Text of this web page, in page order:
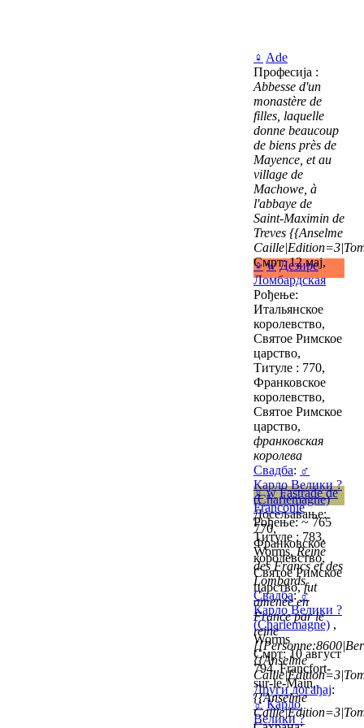
♀ Ade
Професија :
Abbesse d'un
monastère de
filles, laquelle
donne beaucoup
de biens près de
Mayence, et au
village de
Machowe, à
l'abbaye de
Saint-Maximin de
Treves {{Anselme
Смрт: 12 мај,
♀ w Дезире
Ломбардская
Рођење:
Итальянское
королевство,
Святое Римское
царство,
Титуле : 770,
Франковское
королевство,
Святое Римское
царство,
франковская
королева
Свадба: ♂
Карло Велики ?
(Charlemagne)
Досељавање:
770,
Франковское
королевство,
Святое Римское
царство,fut
amenée en
France par le
reine
{{Anselme
Други догађај:
♂ Карло
Велики ?
♀ w Fastrade de
Franconie
Рођење: ~ 765
Титуле : 783,
Worms,Reine
des Francs et des
Lombards
Свадба:♂
Карло Велики ?
(Charlemagne) ,
Worms
Смрт: 10 август
794, Francfort-
sur-le-Main,
{{Anselme